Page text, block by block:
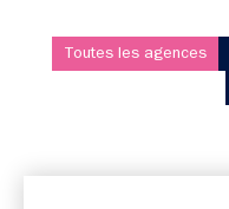
Toutes les agences